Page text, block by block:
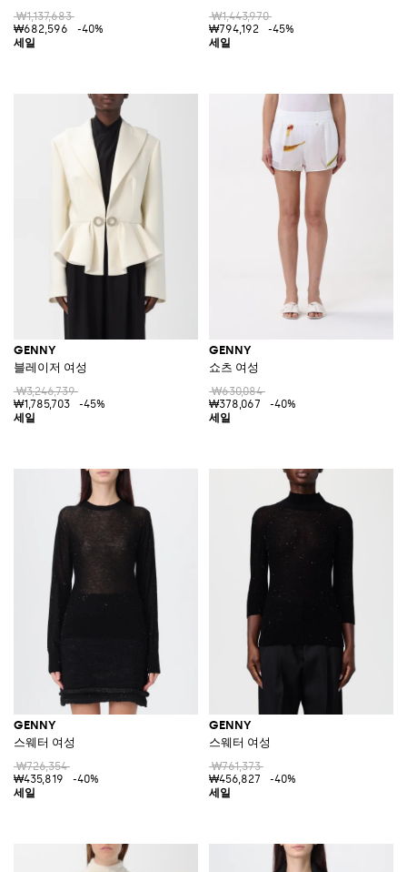
₩1,137,683
₩682,596
-40%
₩1,443,970
₩794,192
-45%
GENNY
블레이저 여성
₩3,246,739
₩1,785,703
-45%
GENNY
쇼츠 여성
₩630,084
₩378,067
-40%
GENNY
스웨터 여성
₩726,354
₩435,819
-40%
GENNY
스웨터 여성
₩761,373
₩456,827
-40%